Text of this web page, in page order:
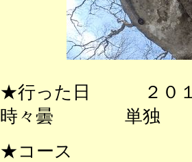
★行った日 ２０１
時々曇 単独
★コース